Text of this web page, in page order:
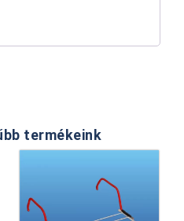
termékeink